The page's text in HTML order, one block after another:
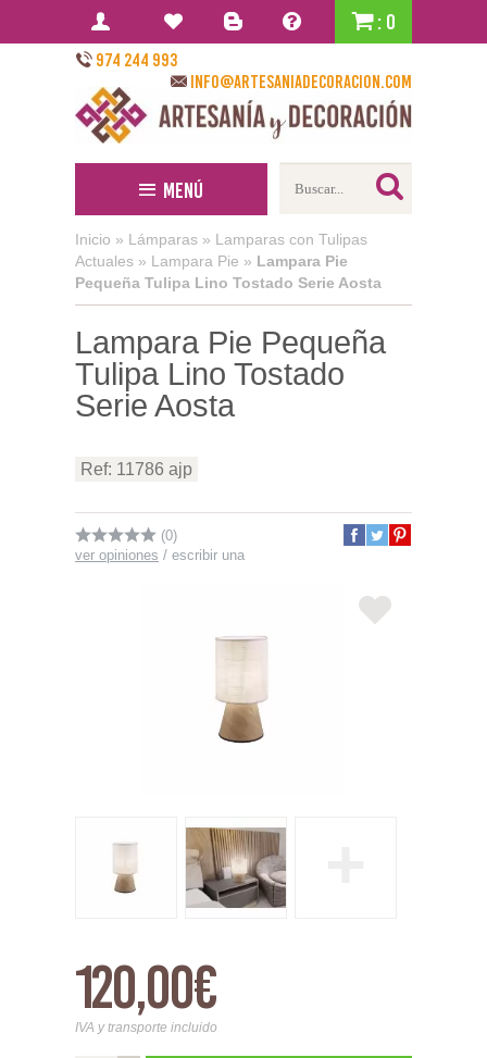
: 0
974 244 993
info@artesaniadecoracion.com
Menú
Inicio » Lámparas » Lamparas con Tulipas
Actuales » Lampara Pie » Lampara Pie
Pequeña Tulipa Lino Tostado Serie Aosta
Lampara Pie Pequeña
Tulipa Lino Tostado
Serie Aosta
Ref: 11786 ajp
(0)
ver opiniones / escribir una
120,00€
IVA y transporte incluido